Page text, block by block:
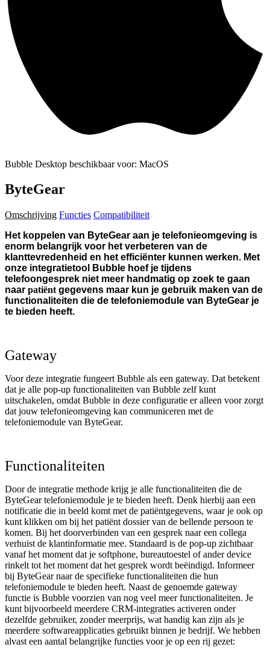
Bubble Desktop beschikbaar voor: MacOS
ByteGear
Omschrijving Functies Compatibiliteit
Het koppelen van ByteGear aan je telefonieomgeving is
enorm belangrijk voor het verbeteren van de
klanttevredenheid en het efficiënter kunnen werken. Met
onze integratietool Bubble hoef je tijdens
telefoongesprek niet meer handmatig op zoek te gaan
naar patiënt gegevens maar kun je gebruik maken van de
functionaliteiten die de telefoniemodule van ByteGear je
te bieden heeft.
Gateway
Voor deze integratie fungeert Bubble als een gateway. Dat betekent
dat je alle pop-up functionaliteiten van Bubble zelf kunt
uitschakelen, omdat Bubble in deze configuratie er alleen voor zorgt
dat jouw telefonieomgeving kan communiceren met de
telefoniemodule van ByteGear.
Functionaliteiten
Door de integratie methode krijg je alle functionaliteiten die de
ByteGear telefoniemodule je te bieden heeft. Denk hierbij aan een
notificatie die in beeld komt met de patiëntgegevens, waar je ook op
kunt klikken om bij het patiënt dossier van de bellende persoon te
komen. Bij het doorverbinden van een gesprek naar een collega
verhuist de klantinformatie mee. Standaard is de pop-up zichtbaar
vanaf het moment dat je softphone, bureautoestel of ander device
rinkelt tot het moment dat het gesprek wordt beëindigd. Informeer
bij ByteGear naar de specifieke functionaliteiten die hun
telefoniemodule te bieden heeft. Naast de genoemde gateway
functie is Bubble voorzien van nog veel meer functionaliteiten. Je
kunt bijvoorbeeld meerdere CRM-integraties activeren onder
dezelfde gebruiker, zonder meerprijs, wat handig kan zijn als je
meerdere softwareapplicaties gebruikt binnen je bedrijf. We hebben
alvast een aantal belangrijke functies voor je op een rij gezet: